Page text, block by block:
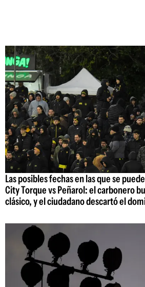
Las posibles fechas en las que se
City Torque vs Peñarol: el carbonero
clásico, y el ciudadano descartó el